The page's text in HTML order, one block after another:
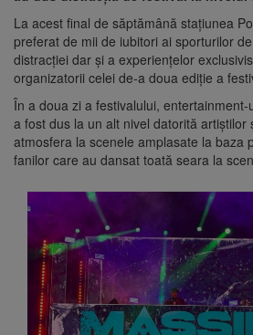
La acest final de săptămână stațiunea
preferat de mii de iubitori ai sporturilor
distracției dar și a experiențelor
organizatorii celei de-a doua ediție a
În a doua zi a festivalului,
a fost dus la un alt nivel datorită artiștilor
atmosfera la scenele amplasate la baza
fanilor care au dansat toată seara la